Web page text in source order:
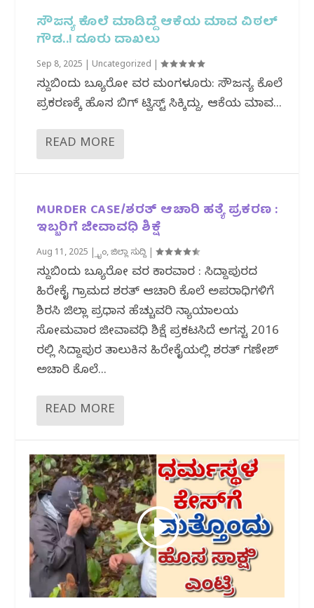
ಸೌಜನ್ಯ ಕೊಲೆ ಮಾಡಿದ್ದೆ ಆಕೆಯ ಮಾವ ವಿಠಲ್
ಗೌಡ..! ದೂರು ದಾಖಲು
Sep 8, 2025 Uncategorized |
ಸುದ್ದಿಬಿಂದು ಬ್ಯೂರೋ ವರದಿ ಮಂಗಳೂರು: ಸೌಜನ್ಯ ಕೊಲೆ
ಪ್ರಕರಣಕ್ಕೆ ಹೊಸ ಬಿಗ್ ಟ್ವಿಸ್ಟ್ ಸಿಕ್ಕಿದ್ದು, ಆಕೆಯ ಮಾವ...
READ MORE
MURDER CASE/ಶರತ್ ಆಚಾರಿ ಹತ್ಯೆ ಪ್ರಕರಣ :
ಇಬ್ಬರಿಗೆ ಜೀವಾವಧಿ ಶಿಕ್ಷೆ
Aug 11, 2025 |ಕ್ರೈಂ,ಜಿಲ್ಲಾ ಸುದ್ದಿ |
ಸುದ್ದಿಬಿಂದು ಬ್ಯೂರೋ ವರದಿ ಕಾರವಾರ : ಸಿದ್ದಾಪುರದ
ಹಿರೇಕೈ ಗ್ರಾಮದ ಶರತ್ ಆಚಾರಿ ಕೊಲೆ ಅಪರಾಧಿಗಳಿಗೆ
ಶಿರಸಿ ಜಿಲ್ಲಾ ಪ್ರಧಾನ ಹೆಚ್ಚುವರಿ ನ್ಯಾಯಾಲಯ
ಸೋಮವಾರ ಜೀವಾವಧಿ ಶಿಕ್ಷೆ ಪ್ರಕಟಸಿದೆ ಅಗಸ್ಟ 2016
ರಲ್ಲಿ ಸಿದ್ದಾಪುರ ತಾಲುಕಿನ ಹಿರೇಕೈಯಲ್ಲಿ ಶರತ್ ಗಣೇಶ್
ಅಚಾರಿ ಕೊಲೆ...
READ MORE